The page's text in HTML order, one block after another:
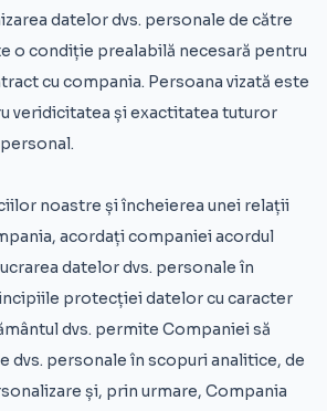
datelor dvs. personale de către
o condiție prealabilă necesară pentru
cu compania. Persoana vizată este
veridicitatea și exactitatea tuturor
noastre și încheierea unei relații
acordați companiei acordul
datelor dvs. personale în
protecției datelor cu caracter
dvs. permite Companiei să
dvs. personale în scopuri analitice, de
și, prin urmare, Compania